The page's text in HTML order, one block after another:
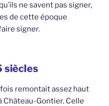
ne savent pas signer,
de cette époque
signer.
siècles
remontait assez haut
Château-Gontier. Celle